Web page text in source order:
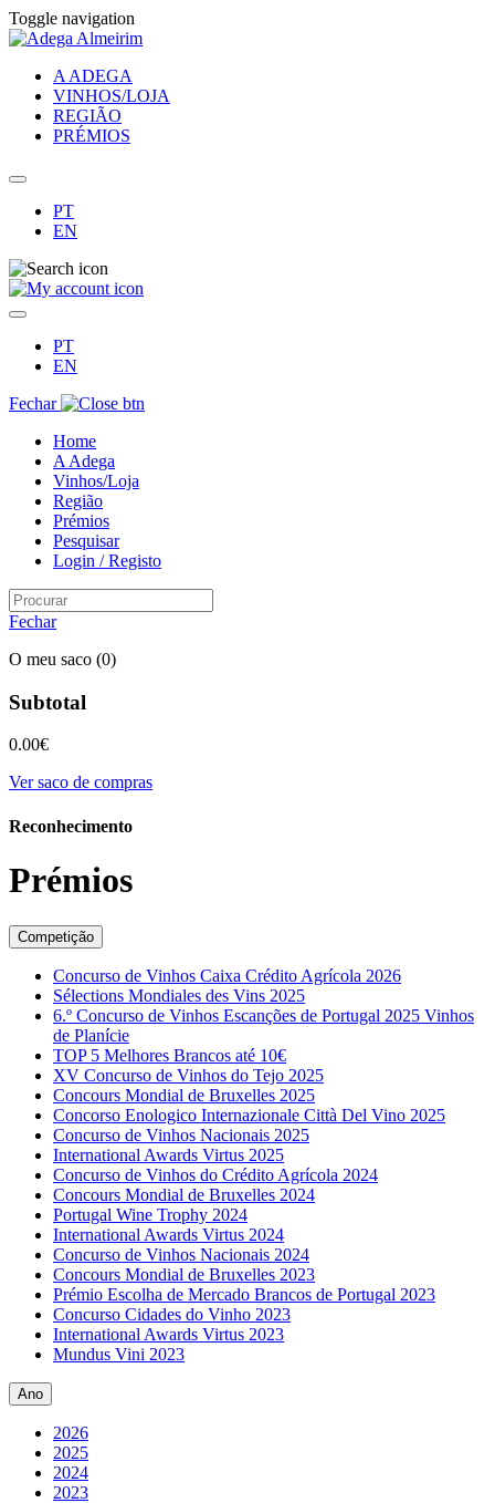
Toggle navigation
A ADEGA
VINHOS/LOJA
REGIÃO
PRÉMIOS
PT
EN
PT
EN
Fechar
Home
A Adega
Vinhos/Loja
Região
Prémios
Pesquisar
Login / Registo
Fechar
O meu saco (0)
Subtotal
0.00€
Ver saco de compras
Reconhecimento
Prémios
Competição
Concurso de Vinhos Caixa Crédito Agrícola 2026
Sélections Mondiales des Vins 2025
6.º Concurso de Vinhos Escanções de Portugal 2025 Vinhos
de Planície
TOP 5 Melhores Brancos até 10€
XV Concurso de Vinhos do Tejo 2025
Concours Mondial de Bruxelles 2025
Concorso Enologico Internazionale Città Del Vino 2025
Concurso de Vinhos Nacionais 2025
International Awards Virtus 2025
Concurso de Vinhos do Crédito Agrícola 2024
Concours Mondial de Bruxelles 2024
Portugal Wine Trophy 2024
International Awards Virtus 2024
Concurso de Vinhos Nacionais 2024
Concours Mondial de Bruxelles 2023
Prémio Escolha de Mercado Brancos de Portugal 2023
Concurso Cidades do Vinho 2023
International Awards Virtus 2023
Mundus Vini 2023
Ano
2026
2025
2024
2023